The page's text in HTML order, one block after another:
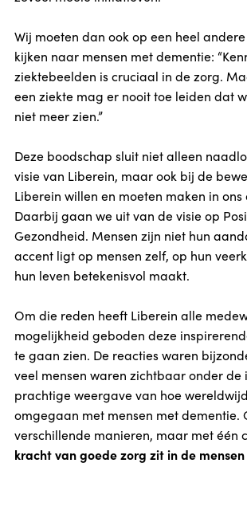
Wij moeten dan ook op een heel
kijken naar mensen met dementie:
ziektebeelden is cruciaal in de zorg.
een ziekte mag er nooit toe leiden dat
niet meer zien.”
Deze boodschap sluit niet alleen
visie van Liberein, maar ook bij de
Liberein willen en moeten maken in ons
Daarbij gaan we uit van de visie op
Gezondheid. Mensen zijn niet hun
accent ligt op mensen zelf, op hun
hun leven betekenisvol maakt.
Om die reden heeft Liberein alle
mogelijkheid geboden deze
te gaan zien. De reacties waren
veel mensen waren zichtbaar onder de
prachtige weergave van hoe
omgegaan met mensen met dementie.
verschillende manieren, maar met één
kracht van goede zorg zit in de